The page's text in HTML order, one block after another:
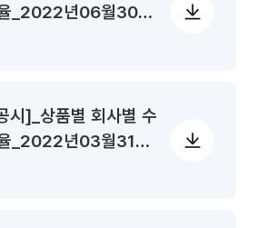
_2022년06월30일
시]_상품별 회사별 수
_2022년03월31일